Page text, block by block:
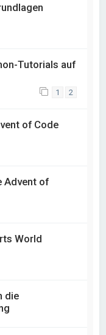
Tutorials auf
1 2
of Code
Advent of
World
die